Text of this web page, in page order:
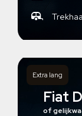
Extra lang
Fiat
of